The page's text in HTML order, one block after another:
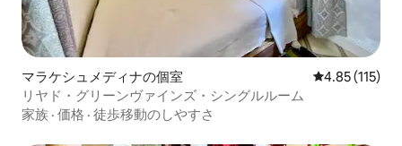
マラケシュメディナの個室 レビュー115
4.85 (115)
リヤド・グリーンヴァインズ・シングルルーム
家族 · 価格 · 徒歩移動のしやすさ